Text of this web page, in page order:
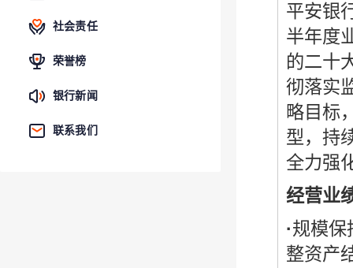
社会责任
荣誉榜
银行新闻
联系我们
平安银
半年度
的二十
彻落实
略目标
型，持
全力强
经营业
·规模保
整资产